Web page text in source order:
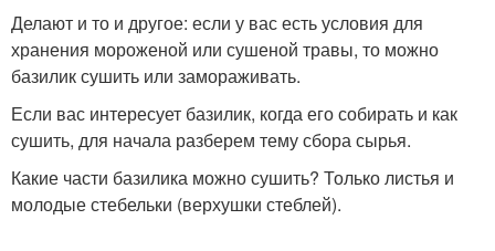
Делают и то и другое: если у вас есть условия для
хранения мороженой или сушеной травы, то можно
базилик сушить или замораживать.
Если вас интересует базилик, когда его собирать и как
сушить, для начала разберем тему сбора сырья.
Какие части базилика можно сушить? Только листья и
молодые стебельки (верхушки стеблей).